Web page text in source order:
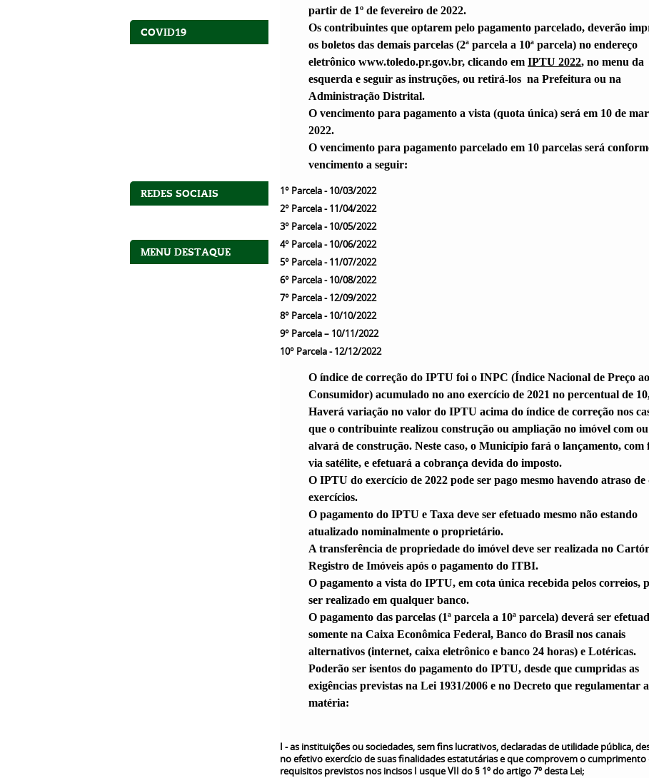
partir de 1º de fevereiro de 2022.
Os contribuintes que optarem pelo pagamento parcelado, deverão
os boletos das demais parcelas (2ª parcela a 10ª parcela) no endereço
eletrônico www.toledo.pr.gov.br, clicando em IPTU 2022, no menu da
esquerda e seguir as instruções, ou retirá-los na Prefeitura ou na
Administração Distrital.
O vencimento para pagamento a vista (quota única) será em 10 de
2022.
O vencimento para pagamento parcelado em 10 parcelas será
vencimento a seguir:
1° Parcela -10/03/2022
2° Parcela -11/04/2022
3° Parcela -10/05/2022
4° Parcela -10/06/2022
5° Parcela -11/07/2022
6° Parcela -10/08/2022
7° Parcela -12/09/2022
8° Parcela -10/10/2022
9° Parcela – 10/11/2022
10° Parcela -12/12/2022
O índice de correção do IPTU foi o INPC (Índice Nacional de Preço ao
Consumidor) acumulado no ano exercício de 2021 no percentual de
Haverá variação no valor do IPTU acima do índice de correção nos
que o contribuinte realizou construção ou ampliação no imóvel com ou
alvará de construção. Neste caso, o Município fará o lançamento, com
via satélite, e efetuará a cobrança devida do imposto.
O IPTU do exercício de 2022 pode ser pago mesmo havendo atraso de
exercícios.
O pagamento do IPTU e Taxa deve ser efetuado mesmo não estando
atualizado nominalmente o proprietário.
A transferência de propriedade do imóvel deve ser realizada no
Registro de Imóveis após o pagamento do ITBI.
O pagamento a vista do IPTU, em cota única recebida pelos correios,
ser realizado em qualquer banco.
O pagamento das parcelas (1ª parcela a 10ª parcela) deverá ser
somente na Caixa Econômica Federal, Banco do Brasil nos canais
alternativos (internet, caixa eletrônico e banco 24 horas) e Lotéricas.
Poderão ser isentos do pagamento do IPTU, desde que cumpridas as
exigências previstas na Lei 1931/2006 e no Decreto que regulamentar a
matéria:
I - as instituições ou sociedades, sem fins lucrativos, declaradas de utilidade pública,
no efetivo exercício de suas finalidades estatutárias e que comprovem o cumprimento
requisitos previstos nos incisos I usque VII do § 1º do artigo 7º desta Lei;
COVID19
REDES SOCIAIS
MENU DESTAQUE